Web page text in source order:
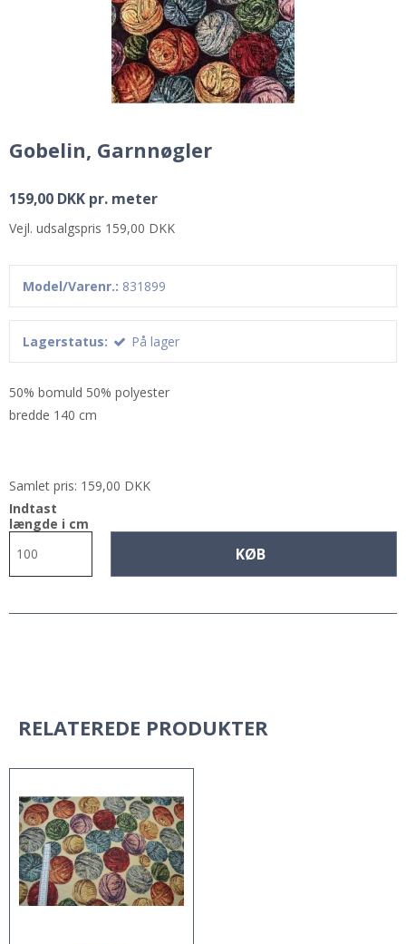
Gobelin, Garnnøgler
159,00 DKK pr. meter
Vejl. udsalgspris 159,00 DKK
Model/Varenr.: 831899
Lagerstatus: På lager
50% bomuld 50% polyester
bredde 140 cm
Samlet pris: 159,00 DKK
Indtast
længde i cm
KØB
RELATEREDE PRODUKTER